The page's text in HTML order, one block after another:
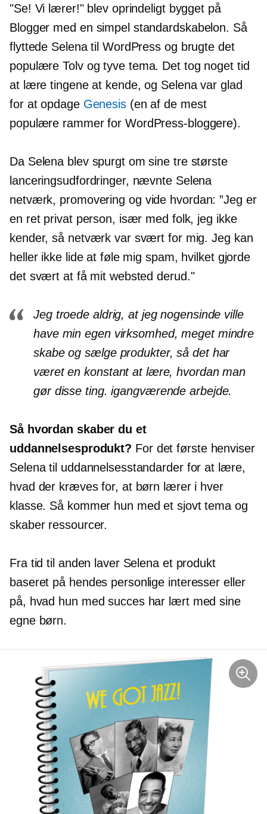
"Se! Vi lærer!" blev oprindeligt bygget på
Blogger med en simpel standardskabelon. Så
flyttede Selena til WordPress og brugte det
populæreTolv og tyvetema. Det tog noget tid
at lære tingene at kende, og Selena var glad
for at opdage Genesis(en af ​​de mest
populære rammer for WordPress-bloggere).
Da Selena blev spurgt om sine tre største
lanceringsudfordringer, nævnte Selena
netværk, promovering og vide hvordan: ”Jeg er
en ret privat person, især med folk, jeg ikke
kender, så netværk var svært for mig. Jeg kan
heller ikke lide at føle mig spam, hvilket gjorde
det svært at få mit websted derud."
Jeg troede aldrig, at jeg nogensinde ville
have min egen virksomhed, meget mindre
skabe og sælge produkter, så det har
været en konstant at lære, hvordan man
gør disse ting.igangværende arbejde.
Så hvordan skaber du et
uddannelsesprodukt? For det første henviser
Selena til uddannelsesstandarder for at lære,
hvad der kræves for, at børn lærer i hver
klasse. Så kommer hun med et sjovt tema og
skaber ressourcer.
Fra tid til anden laver Selena et produkt
baseret på hendes personlige interesser eller
på, hvad hun med succes har lært med sine
egne børn.